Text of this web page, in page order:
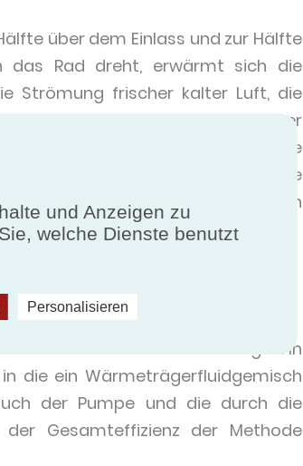
über dem Einlass und zur Hälfte
das Rad dreht, erwärmt sich die
Strömung frischer kalter Luft, die
ist sehr effizient bei der
Drehen, so dass diese Energie
betrachtet wird. Diese Geräte
leichte Querverschmutzung ein
nicht nebeneinander liegen. In
die ein Wärmeträgerfluidgemisch
der Pumpe und die durch die
Gesamteffizienz der Methode
und Anzeigen zu
welche Dienste benutzt
Personalisieren